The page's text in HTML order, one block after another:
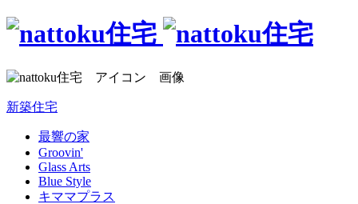
新築住宅
最響の家
Groovin'
Glass Arts
Blue Style
キママプラス